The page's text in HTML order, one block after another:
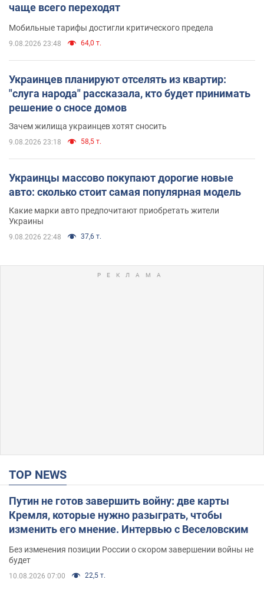
чаще всего переходят
Мобильные тарифы достигли критического предела
9.08.2026 23:48 64,0 т.
Украинцев планируют отселять из квартир:
"слуга народа" рассказала, кто будет принимать
решение о сносе домов
Зачем жилища украинцев хотят сносить
9.08.2026 23:18 58,5 т.
Украинцы массово покупают дорогие новые
авто: сколько стоит самая популярная модель
Какие марки авто предпочитают приобретать жители
Украины
9.08.2026 22:48 37,6 т.
TOP NEWS
Путин не готов завершить войну: две карты
Кремля, которые нужно разыграть, чтобы
изменить его мнение. Интервью с Веселовским
Без изменения позиции России о скором завершении войны не
будет
10.08.2026 07:00 22,5 т.